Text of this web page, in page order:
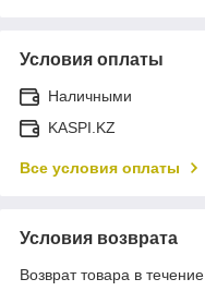
Условия оплаты
Наличными
KASPI.KZ
Все условия оплаты
Условия возврата
Возврат товара в